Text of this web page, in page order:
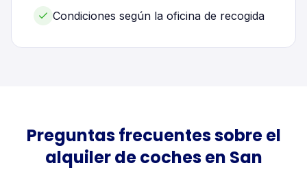
Condiciones según la oficina de recogida
Preguntas frecuentes sobre el
alquiler decochesen San